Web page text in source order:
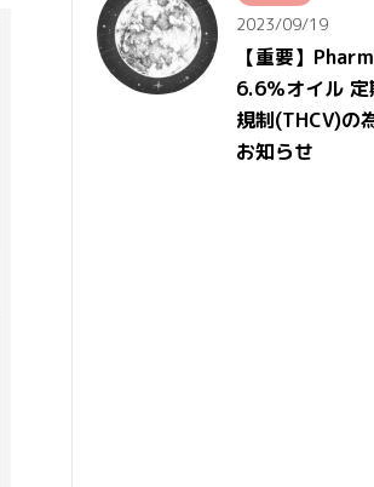
2023/09/19
【重要】
6.6％オイル 定
規制(THCV)の
お知らせ